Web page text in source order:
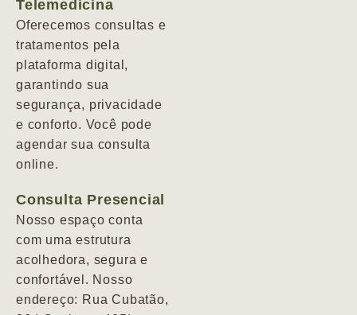
Telemedicina
Oferecemos consultas e
tratamentos pela
plataforma digital,
garantindo sua
segurança, privacidade
e conforto. Você pode
agendar sua consulta
online.
Consulta Presencial
Nosso espaço conta
com uma estrutura
acolhedora, segura e
confortável. Nosso
endereço: Rua Cubatão,